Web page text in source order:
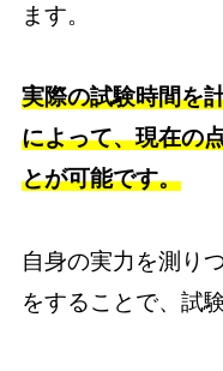
ます。
実際の試験時間を
によって、現在の
とが可能です。
自身の実力を測り
をすることで、試